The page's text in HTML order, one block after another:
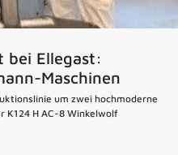
bei Ellegast:
Maschinen
um zwei hochmoderne
H AC-8 Winkelwolf